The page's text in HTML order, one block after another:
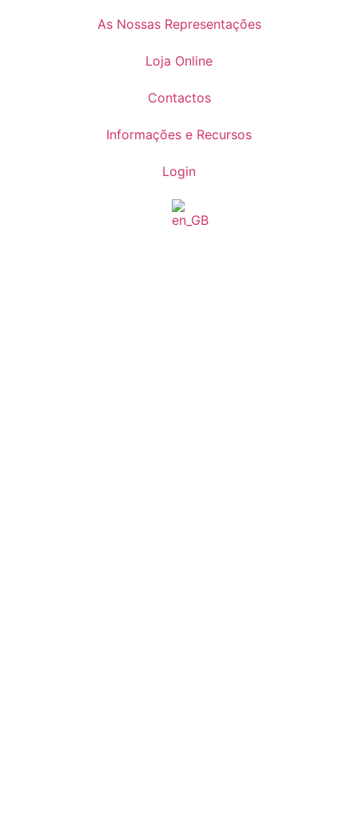
As Nossas Representações
Loja Online
Contactos
Informações e Recursos
Login